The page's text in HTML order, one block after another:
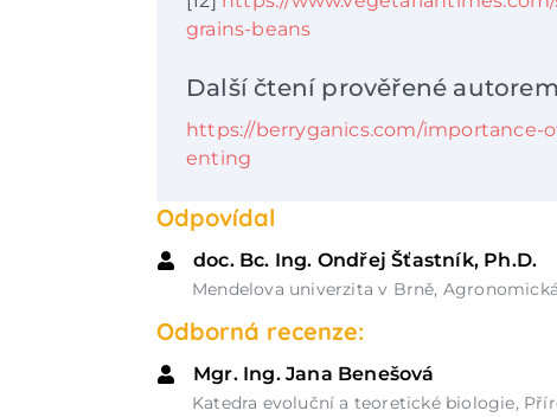
grains-beans
Další čtení prověřené
https://berryganics.com/importance-
enting
Odpovídal
doc. Bc. Ing. Ondřej Šťastník, Ph.D.
Mendelova univerzita v Brně,
Odborná recenze:
Mgr. Ing. Jana Benešová
Katedra evoluční a teoretické biologie,